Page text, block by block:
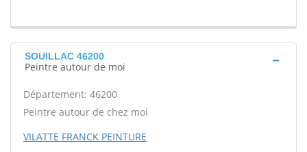
SOUILLAC 46200
Peintre autour de moi
Département: 46200
Peintre autour de chez moi
VILATTE FRANCK PEINTURE